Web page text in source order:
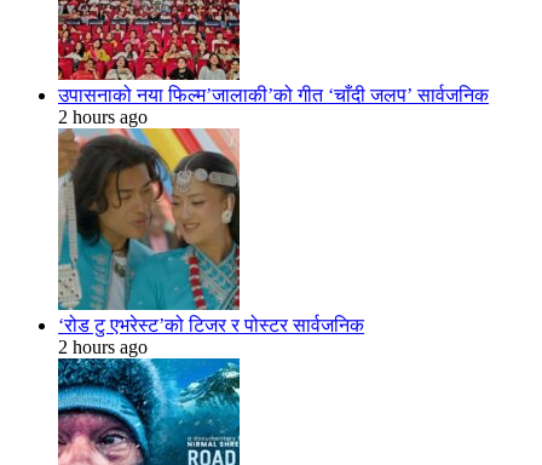
उपासनाको नया फिल्म’जालाकी’को गीत ‘चाँदी जलप’ सार्वजनिक
2 hours ago
‘रोड टु एभरेस्ट’को टिजर र पोस्टर सार्वजनिक
2 hours ago